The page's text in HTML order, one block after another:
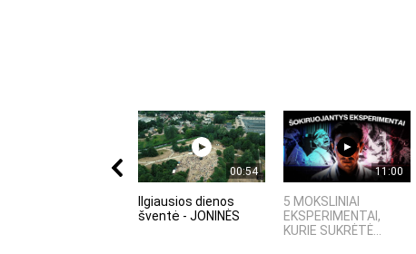
00:54
Ilgiausios dienos
šventė - JONINĖS
11:00
5 MOKSLINIAI
EKSPERIMENTAI,
KURIE SUKRĖTĖ...